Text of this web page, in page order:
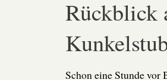
Rückblick
Schon eine Stunde vor